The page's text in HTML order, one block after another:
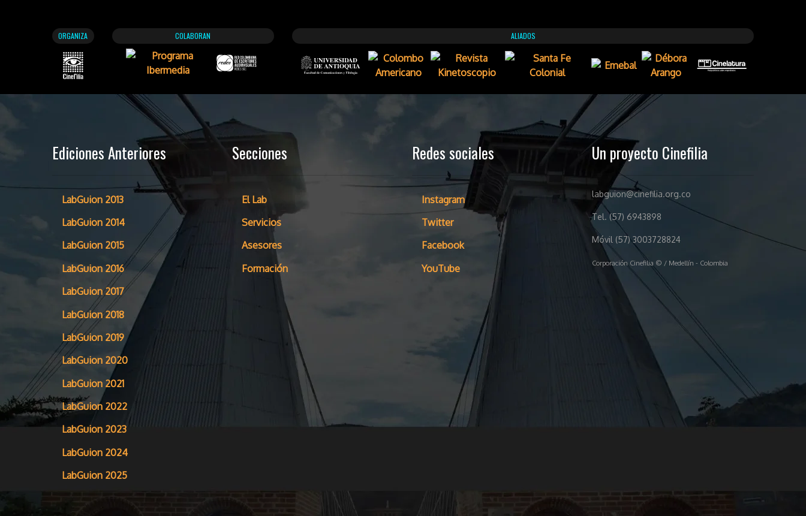
ORGANIZA COLABORAN ALIADOS
Ediciones Anteriores
LabGuion 2013
LabGuion 2014
LabGuion 2015
LabGuion 2016
LabGuion 2017
LabGuion 2018
LabGuion 2019
LabGuion 2020
LabGuion 2021
LabGuion 2022
LabGuion 2023
LabGuion 2024
LabGuion 2025
Secciones
El Lab
Servicios
Asesores
Formación
Redes sociales
Instagram
Twitter
Facebook
YouTube
Un proyecto Cinefilia
labguion@cinefilia.org.co
Tel. (57) 6943898
Móvil (57) 3003728824
Corporación Cinefilia © / Medellín - Colombia